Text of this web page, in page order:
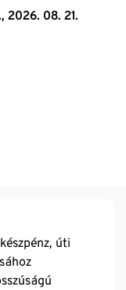
2026. 08. 21.
úti